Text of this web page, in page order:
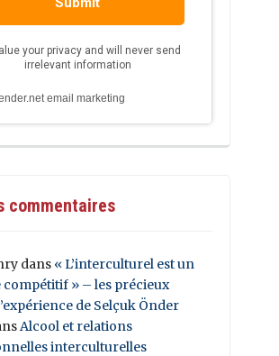
commentaires
dans « L’interculturel est un
compétitif » – les précieux
de Selçuk Önder
Alcool et relations
interculturelles